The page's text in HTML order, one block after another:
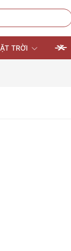
TRỜI